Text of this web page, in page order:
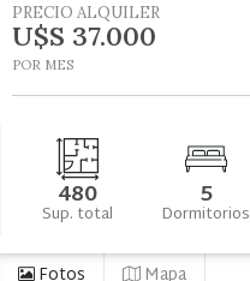
PRECIO ALQUILER
U$S 37.000
POR MES
480
Sup. total 5
Dormitorios